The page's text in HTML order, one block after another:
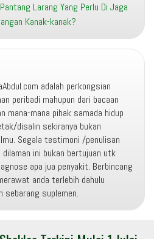
Larang Yang Perlu Di Jaga
Kanak-kanak?
adalah perkongsian
peribadi mahupun dari bacaan
mana-mana pihak samada hidup
disalin sekiranya bukan
Segala testimoni /penulisan
ini bukan bertujuan utk
apa jua penyakit. Berbincang
anda terlebih dahulu
sebarang suplemen.